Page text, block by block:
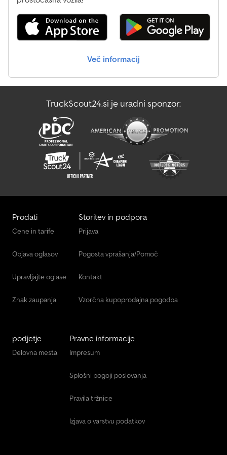
5th and 6th hydraulic functions - High-seat crane controls - Radio
remote control - Load chart: * 5.6 metres → 1,440 kg * 7.5 metres →
1,040 kg * 9.4 metres → 810 kg - N.C.H 14 tonne cable system (Type
System height: 132 cm - 13 tonne rear axle (technical) - Only
of doors: 2 Registration number: 30-BFP-7 Technical details
configuration Tyre size: 315/80 22.5 Suspension: leaf suspension
Front axle: Max. axle load: 7,500 kg; Steered; Tyre tread left: 70%;
Tyre tread right: 70% Cjdpfx Aeyu Ukfel Isrf Rear axle: Twin tyres;
Differential lock; Max. axle load: 11,500 kg; Tyre tread left inner:
60%; Tyre tread left outer: 60%; Tyre tread right inner: 60%; Tyre
tread right outer: 60%; Reduction: single reduction Weights
Unladen weight: 8,809 kg Payload: 10,191 kg Gross vehicle weight:
19,000 kg Functional Crane: Hiab 085, year of manufacture 2001,
Product safety Manufacturer: Clean Mat Trucks B.V.
Wageningsestraat 17 6673DB ANDELST, NL
Več informacij
TruckScout24.si je uradni sponzor:
Prodati
Cene in tarife
Objava oglasov
Upravljajte oglase
Znak zaupanja
Storitev in podpora
Prijava
Pogosta vprašanja/Pomoč
Kontakt
Vzorčna kupoprodajna pogodba
podjetje
Delovna mesta
Pravne informacije
Impresum
Splošni pogoji poslovanja
Pravila tržnice
Izjava o varstvu podatkov